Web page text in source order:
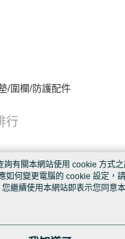
/圍欄/防護配件
行
詢有關本網站使用 cookie 方式
如何變更電腦的 cookie 設定，
繼續使用本網站即表示您同意
。